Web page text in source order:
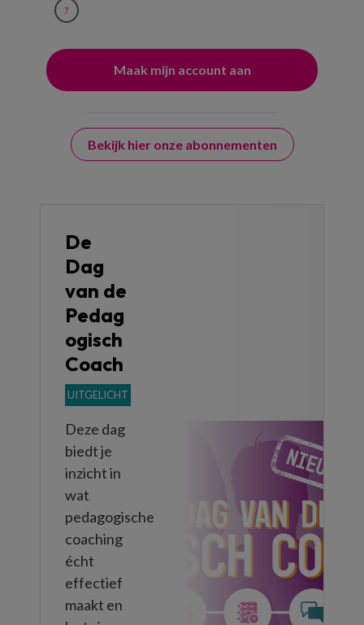
?
Bekijk hier onze abonnementen
De
Dag
van de
Pedag
ogisch
Coach
UITGELICHT
Deze dag
biedt je
inzicht in
wat
pedagogische
coaching
écht
effectief
maakt en